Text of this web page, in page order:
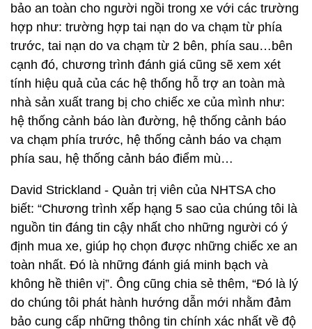
bảo an toàn cho người ngồi trong xe với các trường
hợp như: trường hợp tai nạn do va chạm từ phía
trước, tai nạn do va chạm từ 2 bên, phía sau…bên
cạnh đó, chương trình đánh giá cũng sẽ xem xét
tính hiệu quả của các hệ thống hỗ trợ an toàn mà
nhà sản xuất trang bị cho chiếc xe của mình như:
hệ thống cảnh báo làn đường, hệ thống cảnh báo
va chạm phía trước, hệ thống cảnh báo va chạm
phía sau, hệ thống cảnh báo điểm mù…
David Strickland - Quản trị viên của NHTSA cho
biết: “Chương trình xếp hạng 5 sao của chúng tôi là
nguồn tin đáng tin cậy nhất cho những người có ý
định mua xe, giúp họ chọn được những chiếc xe an
toàn nhất. Đó là những đánh giá minh bạch và
không hề thiên vị”. Ông cũng chia sẻ thêm, “Đó là lý
do chúng tôi phát hành hướng dẫn mới nhằm đảm
bảo cung cấp những thông tin chính xác nhất về độ